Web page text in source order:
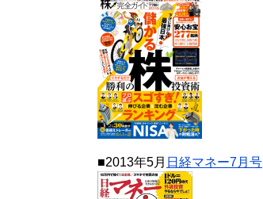
■2013年5月 日経マネー7月号